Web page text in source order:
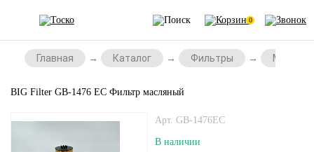
0
Главная Каталог Фильтры
BIG Filter GB-1476 EC Фильтр масляный
Арт. GB-1476EC
В наличии